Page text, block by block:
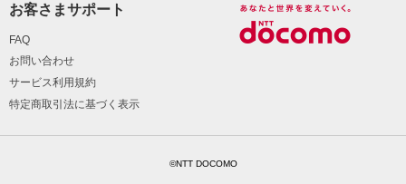
お客さまサポート
FAQ
お問い合わせ
サービス利用規約
特定商取引法に基づく表示
©NTT DOCOMO